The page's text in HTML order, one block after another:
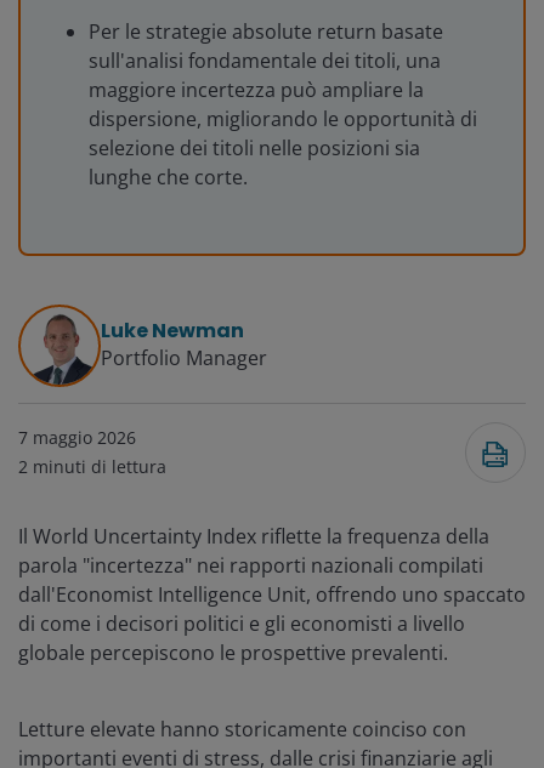
Per le strategie absolute return basate
sull'analisi fondamentale dei titoli, una
maggiore incertezza può ampliare la
dispersione, migliorando le opportunità di
selezione dei titoli nelle posizioni sia
lunghe che corte.
Luke Newman
Portfolio Manager
7 maggio 2026
2 minuti di lettura
Il World Uncertainty Index riflette la frequenza della
parola "incertezza" nei rapporti nazionali compilati
dall'Economist Intelligence Unit, offrendo uno spaccato
di come i decisori politici e gli economisti a livello
globale percepiscono le prospettive prevalenti.
Letture elevate hanno storicamente coinciso con
importanti eventi di stress, dalle crisi finanziarie agli